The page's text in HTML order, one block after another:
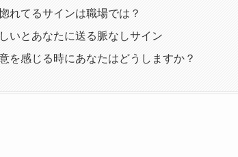
れてるサインは職場では？
いとあなたに送る脈なしサイン
を感じる時にあなたはどうしますか？